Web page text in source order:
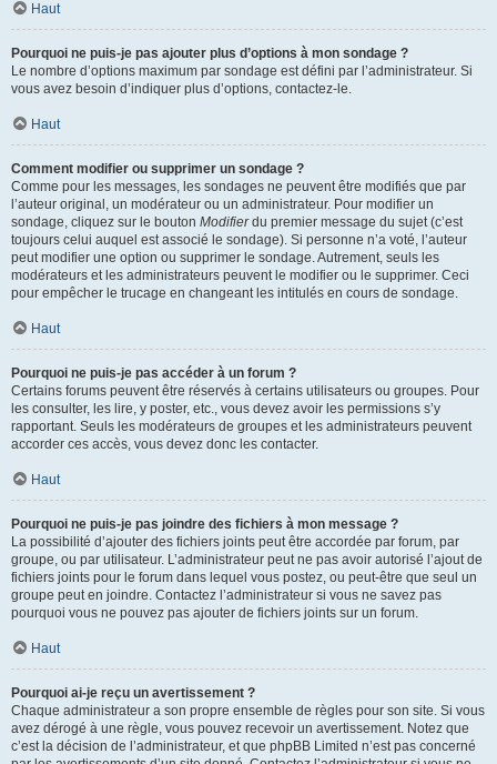
Haut
Pourquoi ne puis-je pas ajouter plus d’options à mon sondage ?
Le nombre d’options maximum par sondage est défini par l’administrateur. Si
vous avez besoin d’indiquer plus d’options, contactez-le.
Haut
Comment modifier ou supprimer un sondage ?
Comme pour les messages, les sondages ne peuvent être modifiés que par
l’auteur original, un modérateur ou un administrateur. Pour modifier un
sondage, cliquez sur le bouton Modifierdu premier message du sujet (c’est
toujours celui auquel est associé le sondage). Si personne n’a voté, l’auteur
peut modifier une option ou supprimer le sondage. Autrement, seuls les
modérateurs et les administrateurs peuvent le modifier ou le supprimer. Ceci
pour empêcher le trucage en changeant les intitulés en cours de sondage.
Haut
Pourquoi ne puis-je pas accéder à un forum ?
Certains forums peuvent être réservés à certains utilisateurs ou groupes. Pour
les consulter, les lire, y poster, etc., vous devez avoir les permissions s’y
rapportant. Seuls les modérateurs de groupes et les administrateurs peuvent
accorder ces accès, vous devez donc les contacter.
Haut
Pourquoi ne puis-je pas joindre des fichiers à mon message ?
La possibilité d’ajouter des fichiers joints peut être accordée par forum, par
groupe, ou par utilisateur. L’administrateur peut ne pas avoir autorisé l’ajout de
fichiers joints pour le forum dans lequel vous postez, ou peut-être que seul un
groupe peut en joindre. Contactez l’administrateur si vous ne savez pas
pourquoi vous ne pouvez pas ajouter de fichiers joints sur un forum.
Haut
Pourquoi ai-je reçu un avertissement ?
Chaque administrateur a son propre ensemble de règles pour son site. Si vous
avez dérogé à une règle, vous pouvez recevoir un avertissement. Notez que
c’est la décision de l’administrateur, et que phpBB Limited n’est pas concerné